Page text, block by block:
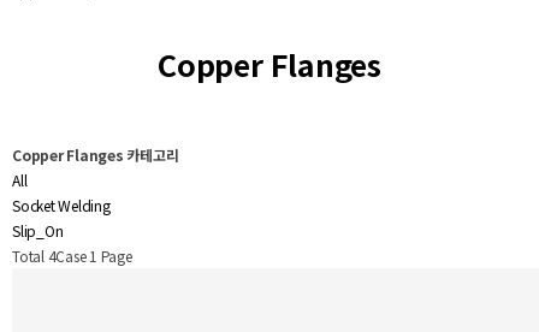
Copper Flanges
Copper Flanges 카테고리
All
Socket Welding
Slip_On
Total 4Case1 Page